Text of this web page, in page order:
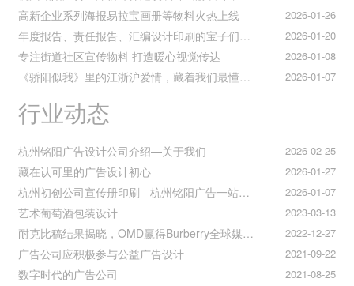
2026-01-26
高新企业系列海报易拉宝画册等物料火热上线
2026-01-20
年度报告、责任报告、汇编设计印刷的宝子们集合！
2026-01-08
专注街道社区宣传物料 打造暖心视觉传达
2026-01-07
《骄阳似我》里的江浙沪爱情，藏着我们最懂的温柔与默契
行业动态
2026-02-25
杭州铭阳广告设计公司介绍—关于我们
2026-01-27
藏在认可里的广告设计初心
2026-01-07
杭州初创公司宣传册印刷 - 杭州铭阳广告一站式解决方案
2023-03-13
艺术葡萄酒包装设计
2022-12-27
耐克比稿结果揭晓，OMD赢得Burberry全球媒介业务（转自广告狂人日报）
2021-09-22
广告公司应积极参与公益广告设计
2021-08-25
数字时代的广告公司